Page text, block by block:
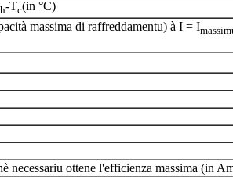
h-Tc(in °C)
massima di raffreddamentu) à I = I
necessariu ottene l'efficienza massima (in